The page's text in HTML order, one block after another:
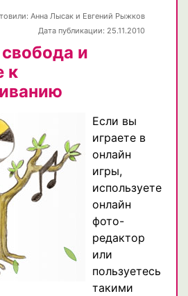
Анна Лысак и Евгений Рыжков
Дата публикации: 25.11.2010
и
к
Если вы
играете в
онлайн
игры,
используете
онлайн
фото-
редактор
или
пользуетесь
такими